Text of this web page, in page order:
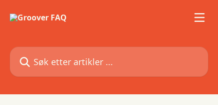
Søk etter artikler ...